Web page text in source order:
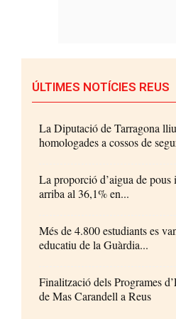
ÚLTIMES NOTÍCIES REUS
La Diputació de Tarragona
homologades a cossos de
La proporció d’aigua de pous
arriba al 36,1% en...
Més de 4.800 estudiants es
educatiu de la Guàrdia...
Finalització dels Programes
de Mas Carandell a Reus